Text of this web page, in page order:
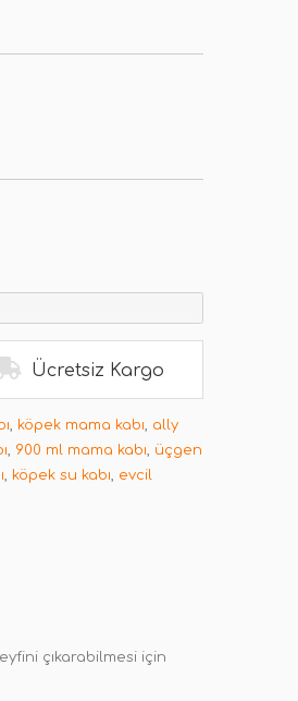
Ücretsiz Kargo
, köpek mama kabı, ally
, 900 ml mama kabı, üçgen
, köpek su kabı, evcil
çıkarabilmesi için